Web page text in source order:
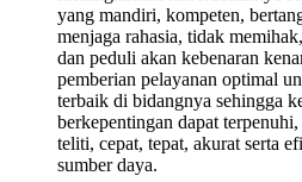
yang mandiri, kompeten,
menjaga rahasia, tidak
dan peduli akan kebenaran
pemberian pelayanan optimal
terbaik di bidangnya sehingga
berkepentingan dapat
teliti, cepat, tepat, akurat serta
sumber daya.